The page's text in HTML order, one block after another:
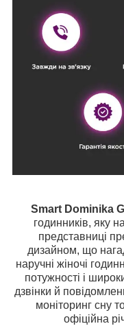
Smart Dominika
годинників, яку
представниці
дизайном, що
наручні жіночі
потужності і
дзвінки й
моніторинг сну
офіційна